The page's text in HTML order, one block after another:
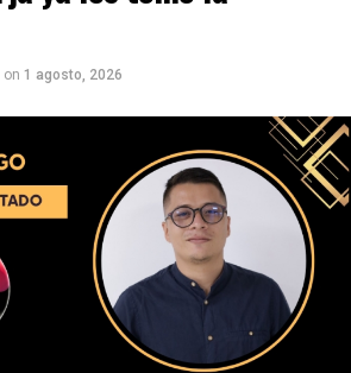
on 1 agosto, 2026